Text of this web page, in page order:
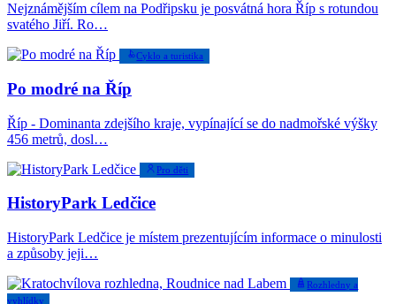
Nejznámějším cílem na Podřipsku je posvátná hora Říp s rotundou
svatého Jiří. Ro…
Cyklo a turistika
Po modré na Říp
Říp - Dominanta zdejšího kraje, vypínající se do nadmořské výšky
456 metrů, dosl…
Pro děti
HistoryPark Ledčice
HistoryPark Ledčice je místem prezentujícím informace o minulosti
a způsoby jeji…
Rozhledny a
vyhlídky